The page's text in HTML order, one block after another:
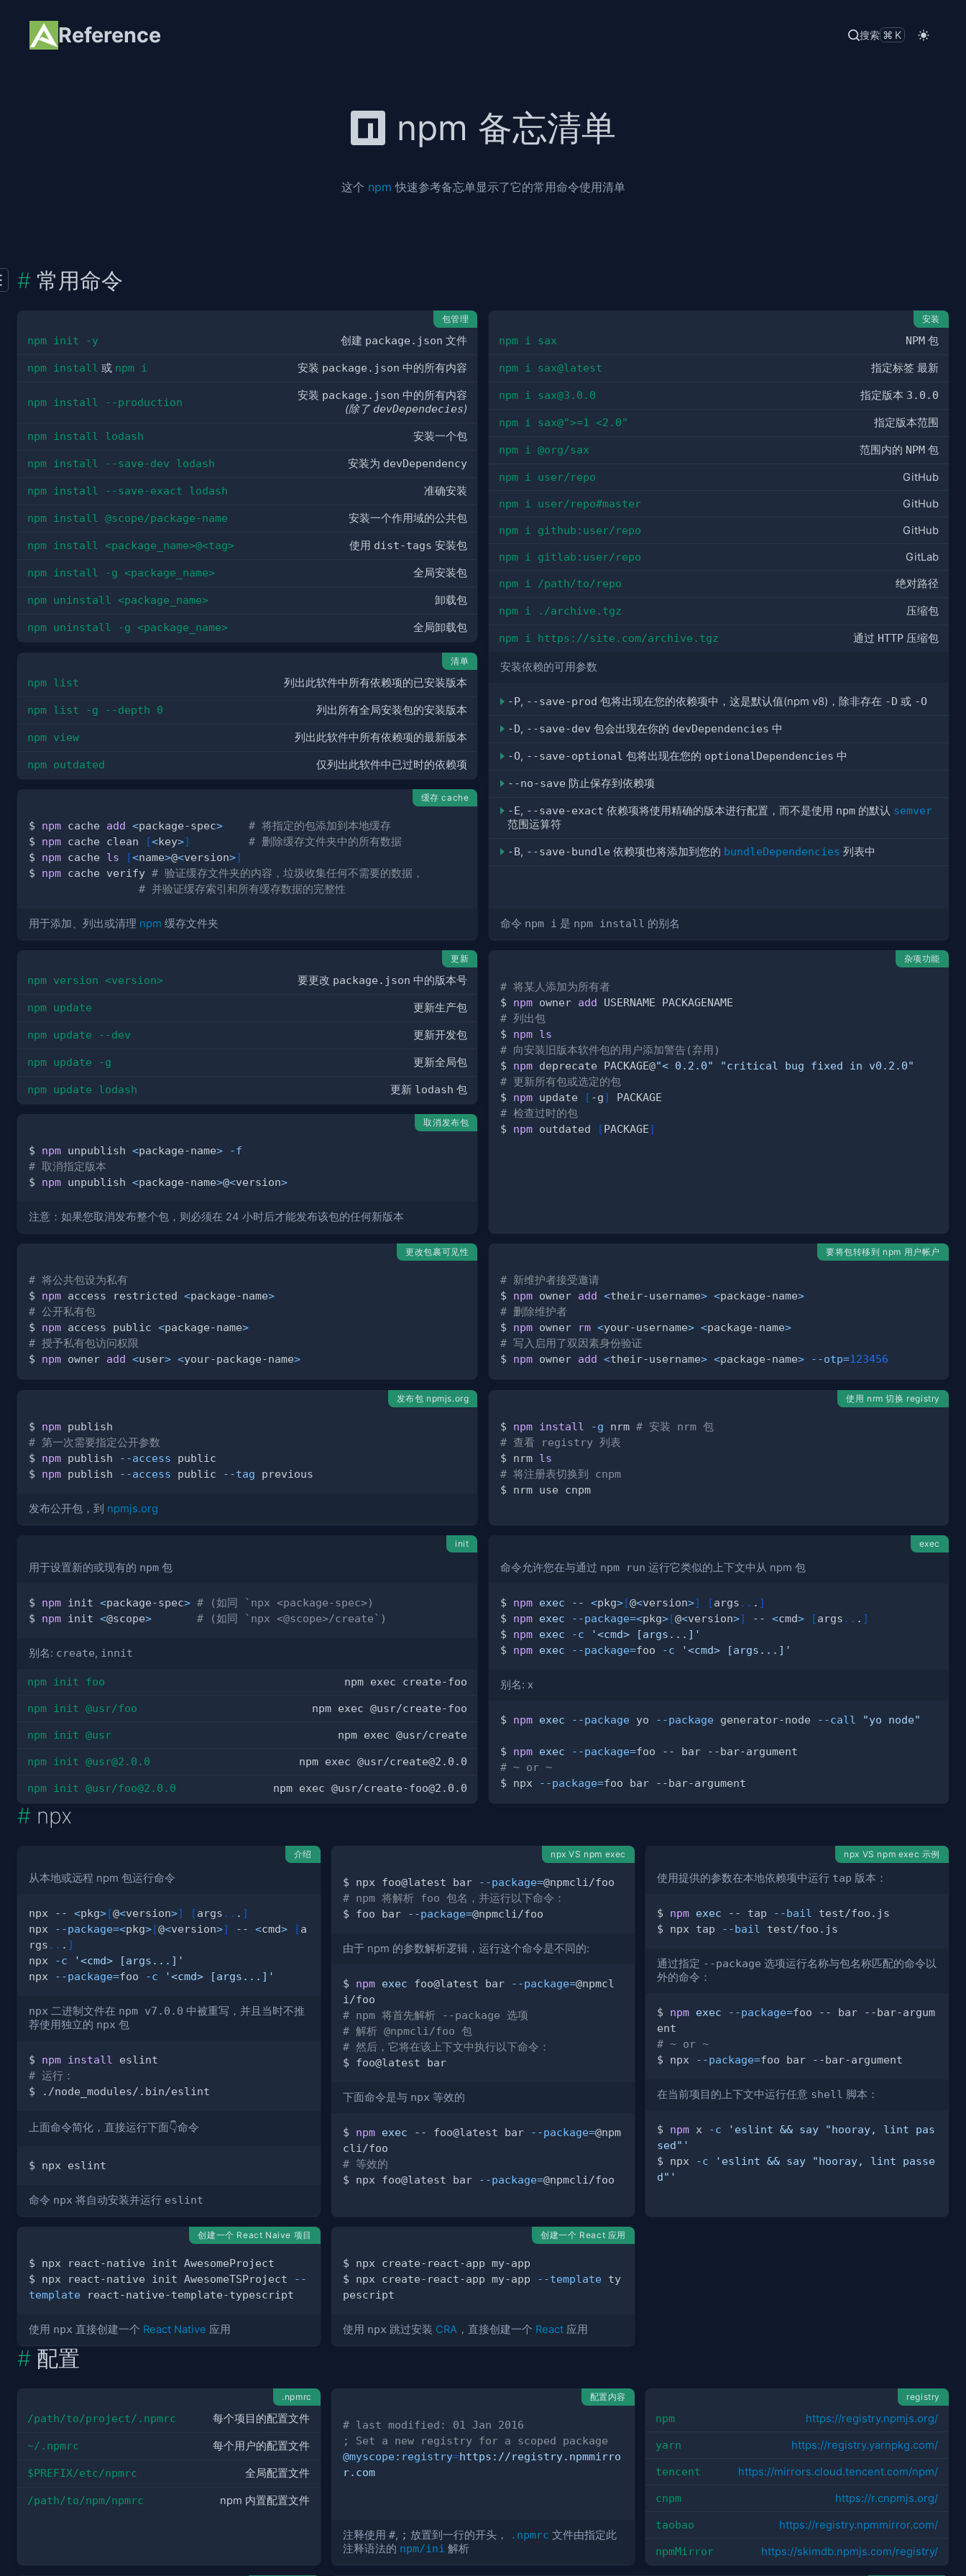
Reference 搜索 ⌘K
npm 备忘清单
这个 npm 快速参考备忘单显示了它的常用命令使用清单
常用命令
包管理
npm init -y 创建 package.json 文件
npm install 或 npm i 安装 package.json 中的所有内容
npm install --production
安装 package.json 中的所有内容
(除了 devDependecies)
npm install lodash 安装一个包
npm install --save-dev lodash 安装为 devDependency
npm install --save-exact lodash 准确安装
npm install @scope/package-name 安装一个作用域的公共包
npm install <package_name>@<tag> 使用 dist-tags 安装包
npm install -g <package_name> 全局安装包
npm uninstall <package_name> 卸载包
npm uninstall -g <package_name> 全局卸载包
安装
npm i sax NPM 包
npm i sax@latest 指定标签 最新
npm i sax@3.0.0 指定版本 3.0.0
npm i sax@">=1 <2.0" 指定版本范围
npm i @org/sax 范围内的 NPM 包
npm i user/repo GitHub
npm i user/repo#master GitHub
npm i github:user/repo GitHub
npm i gitlab:user/repo GitLab
npm i /path/to/repo 绝对路径
npm i ./archive.tgz 压缩包
npm i https://site.com/archive.tgz 通过 HTTP压缩包
安装依赖的可用参数
-P, --save-prod 包将出现在您的依赖项中，这是默认值(npm v8)，除非存在 -D 或 -O
-D, --save-dev 包会出现在你的 devDependencies 中
-O, --save-optional 包将出现在您的 optionalDependencies 中
--no-save 防止保存到依赖项
-E, --save-exact 依赖项将使用精确的版本进行配置，而不是使用 npm的默认 semver
范围运算符
-B, --save-bundle 依赖项也将添加到您的 bundleDependencies 列表中
命令 npm i 是 npm install 的别名
清单
npm list 列出此软件中所有依赖项的已安装版本
npm list -g --depth 0 列出所有全局安装包的安装版本
npm view 列出此软件中所有依赖项的最新版本
npm outdated 仅列出此软件中已过时的依赖项
缓存 cache
$ npm cache add <package-spec>
# 将指定的包添加到本地缓存
$ npm cache clean [<key>]
# 删除缓存文件夹中的所有数据
$ npm cache ls [<name>@<version>]
$ npm cache verify # 验证缓存文件夹的内容，垃圾收集任何不需要的数据，
# 并验证缓存索引和所有缓存数据的完整性
用于添加、列出或清理 npm 缓存文件夹
更新
npm version <version> 要更改 package.json 中的版本号
npm update 更新生产包
npm update --dev 更新开发包
npm update -g 更新全局包
npm update lodash 更新 lodash 包
杂项功能
# 将某人添加为所有者
$ npm owner add
# 列出包
$ npm
ls
# 向安装旧版本软件包的用户添加警告(弃用)
$ npm deprecate PACKAGE@"< 0.2.0"
"critical bug fixed in v0.2.0"
# 更新所有包或选定的包
$ npm update [ -g]
# 检查过时的包
$ npm outdated [PACKAGE]
取消发布包
$ npm unpublish <package-name>
-f
# 取消指定版本
$ npm unpublish <package-name>@<version>
注意：如果您取消发布整个包，则必须在 24 小时后才能发布该包的任何新版本
更改包裹可见性
# 将公共包设为私有
$ npm access restricted <package-name>
# 公开私有包
$ npm access public <package-name>
# 授予私有包访问权限
$ npm owner add <user> <your-package-name>
要将包转移到 npm 用户帐户
# 新维护者接受邀请
$ npm owner add <their-username> <package-name>
# 删除维护者
$ npm owner rm <your-username> <package-name>
# 写入启用了双因素身份验证
$ npm owner add <their-username> <package-name> --otp=123456
发布包 npmjs.org
$ npm
# 第一次需要指定公开参数
$ npm publish --access
$ npm publish --access public --tag
发布公开包，到 npmjs.org
使用 nrm 切换 registry
$ npm install -g nrm # 安装 nrm 包
# 查看 registry 列表
$ nrm ls
# 将注册表切换到 cnpm
init
用于设置新的或现有的 npm 包
$ npm init <package-spec> # (如同 `npx <package-spec>)
$ npm init <@scope> # (如同 `npx <@scope>/create`)
别名: create, innit
npm init foo npm exec create-foo
npm init @usr/foo npm exec @usr/create-foo
npm init @usr npm exec @usr/create
npm init @usr@2.0.0 npm exec @usr/create@2.0.0
npm init @usr/foo@2.0.0 npm exec @usr/create-foo@2.0.0
exec
命令允许您在与通过 npm run 运行它类似的上下文中从 npm 包
$ npm exec -- <pkg>[@<version>] [args .. . ]
$ npm exec --package=<pkg>[@<version>] -- <cmd> [args .. . ]
$ npm exec -c
'<cmd> [args...]'
$ npm exec --package=foo -c '<cmd> [args...]'
别名: x
$ npm exec --package yo --package generator-node --call "yo node"
$ npm exec --package=
# ~ or ~
$ npx
--package=
npx
介绍
从本地或远程 npm 包运行命令
npx -- <pkg>[@<version>] [args .. . ]
npx
--package=<pkg>[@<version>] -- <cmd> [a
rgs .. . ]
npx
-c
'<cmd> [args...]'
npx
--package=foo -c '<cmd> [args...]'
npx 二进制文件在 npm v7.0.0 中被重写，并且当时不推
荐使用独立的 npx 包
$ npm install
# 运行：
上面命令简化，直接运行下面👇命令
命令 npx 将自动安装并运行 eslint
npx VS npm exec
$ npx foo@latest bar --package=
# npm 将解析 foo 包名，并运行以下命令：
$ foo bar
--package=
由于 npm 的参数解析逻辑，运行这个命令是不同的:
$ npm exec foo@latest bar --package=@npmcl
# npm 将首先解析 --package 选项
# 解析 @npmcli/foo 包
# 然后，它将在该上下文中执行以下命令：
下面命令是与 npx 等效的
$ npm exec -- foo@latest bar --package=@npm
# 等效的
$ npx foo@latest bar
--package=
npx VS npm exec 示例
使用提供的参数在本地依赖项中运行 tap 版本：
$ npm exec -- tap --bail
$ npx tap
--bail
通过指定 --package 选项运行名称与包名称匹配的命令以
外的命令：
$ npm exec --package=foo -- bar --bar-argum
# ~ or ~
$ npx
--package=
在当前项目的上下文中运行任意 shell 脚本：
$ npm x -c
'eslint && say "hooray, lint pas
sed"'
$ npx
-c
'eslint && say "hooray, lint passe
d"'
创建一个 React Naive 项目
$ npx react-native init AwesomeTSProject
--
template
使用 npx 直接创建一个 React Native 应用
创建一个 React 应用
$ npx create-react-app my-app
--template ty
使用 npx 跳过安装 CRA ，直接创建一个 React 应用
配置
.npmrc
/path/to/project/.npmrc 每个项目的配置文件
~/.npmrc 每个用户的配置文件
$PREFIX/etc/npmrc 全局配置文件
/path/to/npm/npmrc npm 内置配置文件
配置内容
# last modified: 01 Jan 2016
; Set a new registry for a scoped package
@myscope:registry=https://registry.npmmirro
r.com
注释使用#, ; 放置到一行的开头， .npmrc 文件由指定此
注释语法的 npm/ini 解析
registry
npm https://registry.npmjs.org/
yarn https://registry.yarnpkg.com/
tencent https://mirrors.cloud.tencent.com/npm/
cnpm https://r.cnpmjs.org/
taobao https://registry.npmmirror.com/
npmMirror https://skimdb.npmjs.com/registry/